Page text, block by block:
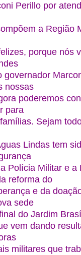
Perillo por
a Região
porque nós
governador
nossas
poderemos
para
Sejam
Lindas tem
Polícia Militar e a
reforma do
e da
sede
do Jardim
vem dando
militares que